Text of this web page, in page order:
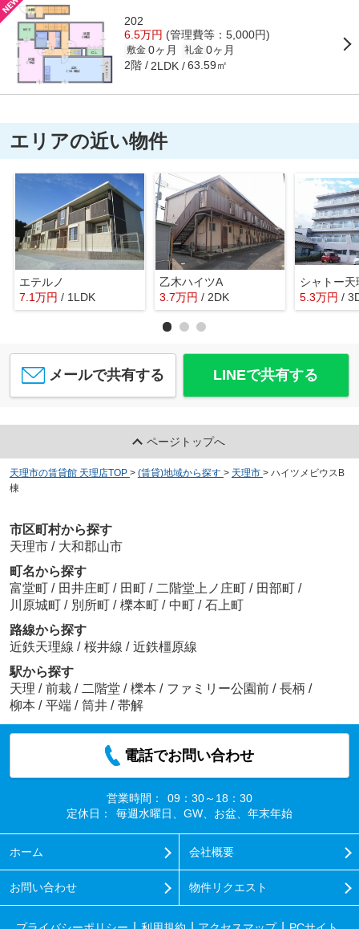
202
6.5万円 (管理費等：5,000円)
敷金 0ヶ月 礼金 0ヶ月
2階 2LDK 63.59㎡
エリアの近い物件
エテルノ
7.1万円 / 1LDK
乙木ハイツA
3.7万円 / 2DK
シャトー天
5.3万円 /
メールで共有する LINEで共有する
ページトップへ
天理市の賃貸館 天理店TOP > (賃貸)地域から探す > 天理市 > ハイツメビウスB
棟
市区町村から探す
天理市 / 大和郡山市
町名から探す
富堂町 / 田井庄町 / 田町 / 二階堂上ノ庄町 / 田部町 /
川原城町 / 別所町 / 櫟本町 / 中町 / 石上町
路線から探す
近鉄天理線 / 桜井線 / 近鉄橿原線
駅から探す
天理 / 前栽 / 二階堂 / 櫟本 / ファミリー公園前 / 長柄 /
柳本 / 平端 / 筒井 / 帯解
電話でお問い合わせ
営業時間：
09：30～18：30
定休日：
毎週水曜日、GW、お盆、年末年始
ホーム 会社概要
お問い合わせ 物件リクエスト